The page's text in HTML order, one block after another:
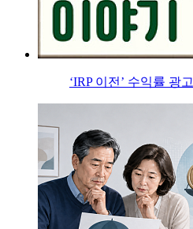
‘IRP 이전’ 수익률 광